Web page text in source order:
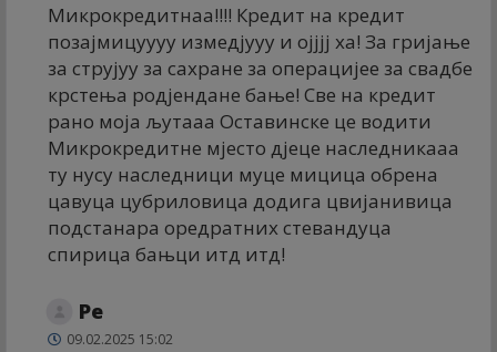
Микрокредитнаа!!!! Кредит на кредит
позајмицуууу измедјууу и ојјјј ха! За гријање
за струјуу за сахране за операцијее за свадбе
крстења родјендане бање! Све на кредит
рано моја љутааа Оставинске це водити
Микрокредитне мјесто дјеце наследникааа
ту нусу наследници муце мицица обрена
цавуца цубриловица додига цвијанивица
подстанара оредратних стевандуца
спирица бањци итд итд!
Ре
09.02.2025 15:02